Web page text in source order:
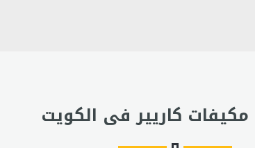
كاريير فى الكويت